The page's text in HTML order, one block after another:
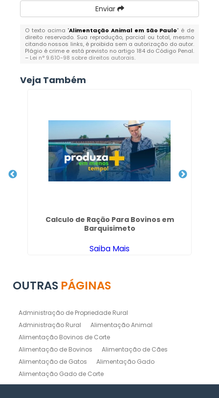
Enviar
O texto acima "Alimentação Animal em São Paulo" é de
direito reservado. Sua reprodução, parcial ou total, mesmo
citando nossos links, é proibida sem a autorização do autor.
Plágio é crime e está previsto no artigo 184 do Código Penal.
– Lei n° 9.610-98 sobre direitos autorais.
Veja Também
Calculo de Ração Para Bovinos em
Barquisimeto
Saiba Mais
OUTRAS PÁGINAS
Administração de Propriedade Rural
Administração Rural
Alimentação Animal
Alimentação Bovinos de Corte
Alimentação de Bovinos
Alimentação de Cães
Alimentação de Gatos
Alimentação Gado
Alimentação Gado de Corte
Alimentação Gado de Leite
Alimentação Natural Cães